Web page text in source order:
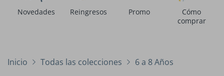
Novedades Reingresos Promo
Cómo
comprar
Inicio Todas las colecciones 6 a 8 Años